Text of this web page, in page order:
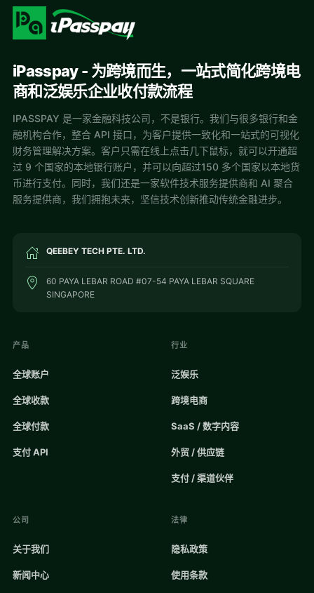
iPasspay - 为跨境而生，一站式简化跨境电
商和泛娱乐企业收付款流程
IPASSPAY 是一家金融科技公司，不是银行。我们与很多银行和金
融机构合作，整合 API 接口，为客户提供一致化和一站式的可视化
财务管理解决方案。客户只需在线上点击几下鼠标，就可以开通超
过 9 个国家的本地银行账户，并可以向超过150 多个国家以本地货
币进行支付。同时，我们还是一家软件技术服务提供商和 AI 聚合
服务提供商，我们拥抱未来，坚信技术创新推动传统金融进步。
QEEBEY TECH PTE. LTD.
60 PAYA LEBAR ROAD #07-54 PAYA LEBAR SQUARE
SINGAPORE
产品
全球账户
全球收款
全球付款
支付 API
行业
泛娱乐
跨境电商
SaaS / 数字内容
外贸 / 供应链
支付 / 渠道伙伴
公司
关于我们
新闻中心
法律
隐私政策
使用条款